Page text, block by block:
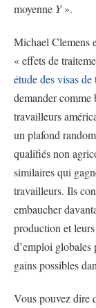
moyenne Y».
Michael Clemens
« effets de
étude des visas
demander
travailleurs
un plafond
qualifiés non
similaires qui
travailleurs. Ils
embaucher
production et leurs
d’emploi globales
gains possibles
Vous pouvez dire